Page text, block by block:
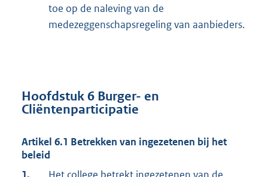
toe op de naleving van de
medezeggenschapsregeling van aanbieders.
Hoofdstuk 6 Burger- en
Cliëntenparticipatie
Artikel 6.1 Betrekken van ingezetenen bij het
beleid